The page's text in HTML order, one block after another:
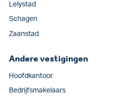
Lelystad
Schagen
Zaanstad
Andere vestigingen
Hoofdkantoor
Bedrijfsmakelaars